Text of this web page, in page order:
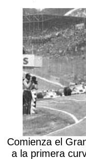
Comienza el
a la primera